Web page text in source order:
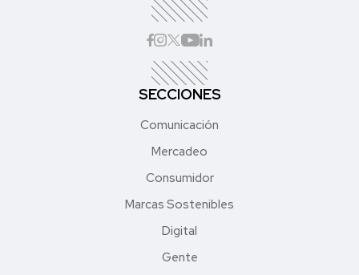
SECCIONES
Comunicación
Mercadeo
Consumidor
Marcas Sostenibles
Digital
Gente